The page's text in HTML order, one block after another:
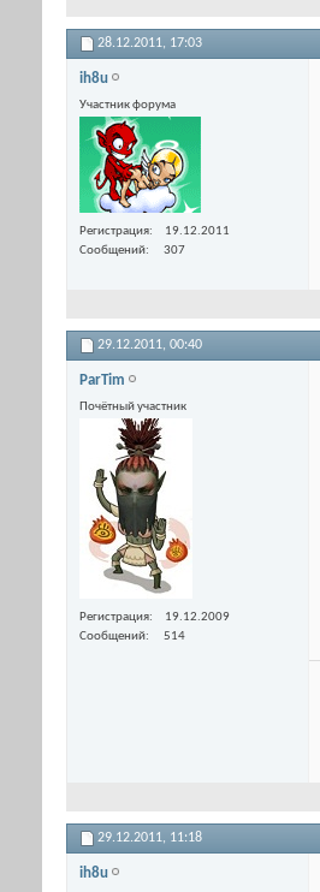
28.12.2011, 17:03
ih8u
Участник форума
Регистрация
19.12.2011
Сообщений
307
29.12.2011, 00:40
ParTim
Почётный участник
Регистрация
19.12.2009
Сообщений
514
29.12.2011, 11:18
ih8u